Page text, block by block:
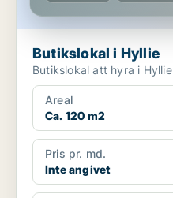
Butikslokal i Hyllie
Butikslokal att hyra i Hyllie
Areal
Ca. 120 m2
Pris pr. md.
Inte angivet